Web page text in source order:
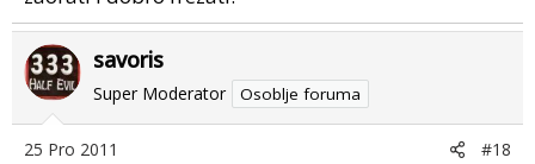
savoris
Super Moderator Osoblje foruma
25 Pro 2011 #18